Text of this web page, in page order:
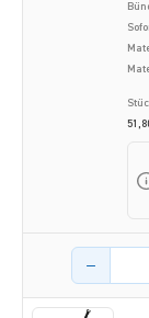
Menge des